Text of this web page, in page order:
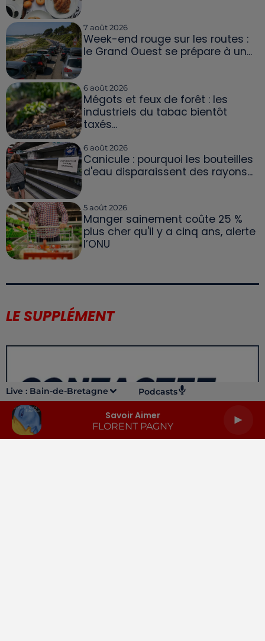
Live : Bain-de-Bretagne Podcasts
Savoir Aimer
FLORENT PAGNY
7 août 2026
Week-end rouge sur les routes :
le Grand Ouest se prépare à un...
6 août 2026
Mégots et feux de forêt : les
industriels du tabac bientôt
taxés...
6 août 2026
Canicule : pourquoi les bouteilles
d'eau disparaissent des rayons...
5 août 2026
Manger sainement coûte 25 %
plus cher qu'il y a cinq ans, alerte
l’ONU
LE SUPPLÉMENT